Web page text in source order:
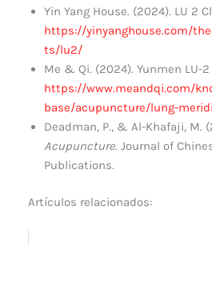
Yin Yang House. (2024). LU 2
https://yinyanghouse.com/
ts/lu2/
Me & Qi. (2024). Yunmen LU-
https://www.meandqi.com/
base/acupuncture/lung-
Deadman, P., & Al-Khafaji, M.
Acupuncture. Journal of
Publications.
Artículos relacionados: